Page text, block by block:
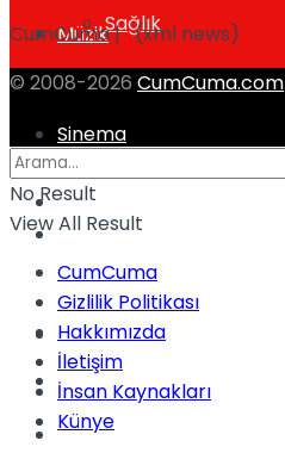
Sağlık
TV
Kadınca
Müzik
Sinema
Tatil
Spor
Podcast
CumCuma | (xml news)
© 2008-2026 CumCuma.com
No Result
View All Result
CumCuma
Gizlilik Politikası
Hakkımızda
İletişim
İnsan Kaynakları
Künye